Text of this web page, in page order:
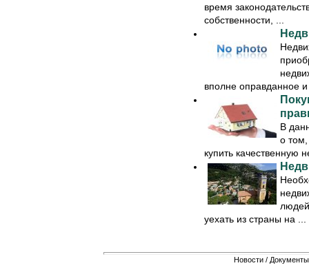
время
собственности, ...
вполне оправданное
В
о том,
купить качественную
уехать из страны на ...
Новости / Документы